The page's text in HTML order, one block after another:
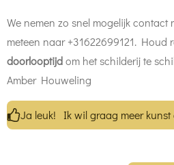
We nemen zo snel mogelijk contact
meteen naar +31622699121. Houd
doorlooptijdom het schilderij te
Amber Houweling
Ja leuk! Ik wil graag meer kunst